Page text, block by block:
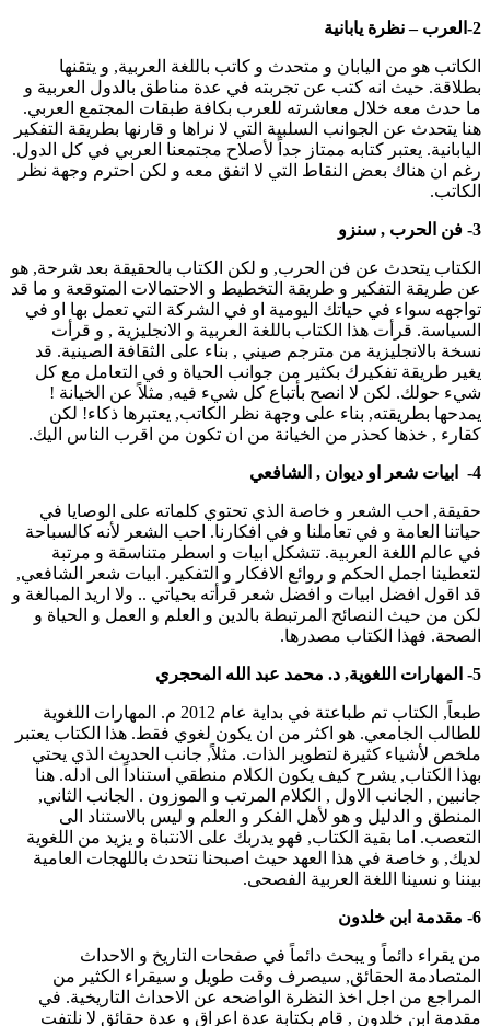
2-العرب – نظرة يابانية
الكاتب هو من اليابان و متحدث و كاتب باللغة العربية, و يتقنها
بطلاقة. حيث انه كتب عن تجربته في عدة مناطق بالدول العربية و
ما حدث معه خلال معاشرته للعرب بكافة طبقات المجتمع العربي.
هنا يتحدث عن الجوانب السلبية التي لا نراها و قارنها بطريقة التفكير
اليابانية. يعتبر كتابه ممتاز جداً لأصلاح مجتمعنا العربي في كل الدول.
رغم ان هناك بعض النقاط التي لا اتفق معه و لكن احترم وجهة نظر
الكاتب.
3- فن الحرب , سنزو
الكتاب يتحدث عن فن الحرب, و لكن الكتاب بالحقيقة بعد شرحة, هو
عن طريقة التفكير و طريقة التخطيط و الاحتمالات المتوقعة و ما قد
تواجهه سواء في حياتك اليومية او في الشركة التي تعمل بها او في
السياسة. قرأت هذا الكتاب باللغة العربية و الانجليزية , و قرأت
نسخة بالانجليزية من مترجم صيني , بناء على الثقافة الصينية. قد
يغير طريقة تفكيرك بكثير من جوانب الحياة و في التعامل مع كل
شيء حولك. لكن لا انصح بأتباع كل شيء فيه, مثلاً عن الخيانة !
يمدحها بطريقته, بناء على وجهة نظر الكاتب, يعتبرها ذكاء! لكن
كقارء , خذها كحذر من الخيانة من ان تكون من اقرب الناس اليك.
4- ابيات شعر او ديوان , الشافعي
حقيقة, احب الشعر و خاصة الذي تحتوي كلماته على الوصايا في
حياتنا العامة و في تعاملنا و في افكارنا. احب الشعر لأنه كالسباحة
في عالم اللغة العربية. تتشكل ابيات و اسطر متناسقة و مرتبة
لتعطينا اجمل الحكم و روائع الافكار و التفكير. ابيات شعر الشافعي,
قد اقول افضل ابيات و افضل شعر قرأته بحياتي .. ولا اريد المبالغة و
لكن من حيث النصائح المرتبطة بالدين و العلم و العمل و الحياة و
الصحة. فهذا الكتاب مصدرها.
5- المهارات اللغوية, د. محمد عبد الله المحجري
طبعاً, الكتاب تم طباعتة في بداية عام 2012 م. المهارات اللغوية
للطالب الجامعي. هو اكثر من ان يكون لغوي فقط. هذا الكتاب يعتبر
ملخص لأشياء كثيرة لتطوير الذات. مثلاً, جانب الحديث الذي يحتي
بهذا الكتاب, يشرح كيف يكون الكلام منطقي استناداً الى ادله. هنا
جانبين , الجانب الاول , الكلام المرتب و الموزون . الجانب الثاني,
المنطق و الدليل و هو لأهل الفكر و العلم و ليس بالاستناد الى
التعصب. اما بقية الكتاب, فهو يدربك على الانتباة و يزيد من اللغوية
لديك, و خاصة في هذا العهد حيث اصبحنا نتحدث باللهجات العامية
بيننا و نسينا اللغة العربية الفصحى.
6- مقدمة ابن خلدون
من يقراء دائماً و يبحث دائماً في صفحات التاريخ و الاحداث
المتصادمة الحقائق, سيصرف وقت طويل و سيقراء الكثير من
المراجع من اجل اخذ النظرة الواضحه عن الاحداث التاريخية. في
مقدمة ابن خلدون , قام بكتابة عدة اعراق و عدة حقائق لا نلتفت